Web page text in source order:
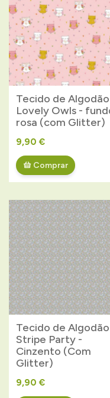
Tecido de
Lovely Owls -
rosa (com Glitter)
9,90 €
Comprar
Tecido de
Stripe Party -
Cinzento (Com
Glitter)
9,90 €